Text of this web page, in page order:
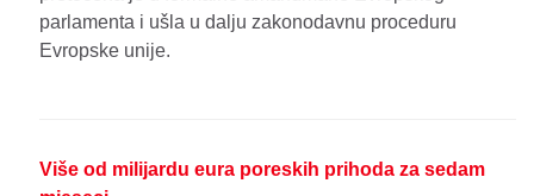
parlamenta i ušla u dalju zakonodavnu proceduru
Evropske unije.
Više od milijardu eura poreskih prihoda za sedam